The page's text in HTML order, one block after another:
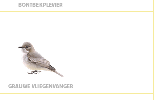
BONTBEKPLEVIER
GRAUWE VLIEGENVANGER